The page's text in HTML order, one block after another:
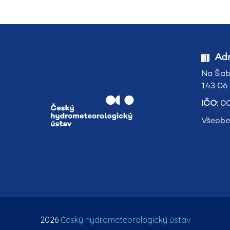
Na
143
IČO:
2026 Český hydrometeorologický ústav